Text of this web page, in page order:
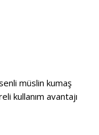
müslin kumaş
kullanım avantajı